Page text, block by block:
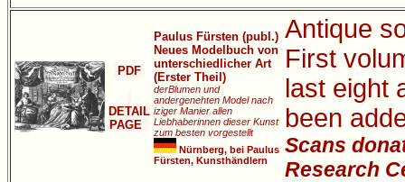
PDF
DETAIL
PAGE
Paulus Fürsten (publ.)
Neues Modelbuch von
unterschiedlicher Art
(Erster Theil)
derBlumen und
andergenehten Model nach
iziger Manier allen
Liebhaberinnen dieser Kunst
zum besten vorgestellt
Nürnberg, bei Paulus
Fürsten, Kunsthändlern
Antique
First
last eight
been
Scans
Research